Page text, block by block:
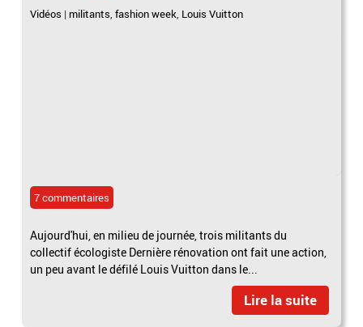
Vidéos | militants,fashion week, Louis Vuitton
7 commentaires
Aujourd'hui, en milieu de journée, trois militants du
collectif écologiste Dernière rénovation ont fait une action,
un peu avant le défilé Louis Vuitton dans le...
Lire la suite